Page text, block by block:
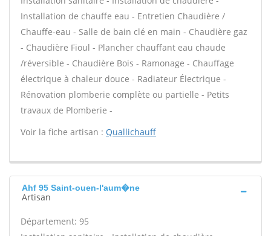
Installation de chauffe eau - Entretien Chaudière /
Chauffe-eau - Salle de bain clé en main - Chaudière gaz
- Chaudière Fioul - Plancher chauffant eau chaude
/réversible - Chaudière Bois - Ramonage - Chauffage
électrique à chaleur douce - Radiateur Électrique -
Rénovation plomberie complète ou partielle - Petits
travaux de Plomberie -
Voir la fiche artisan : Quallichauff
Ahf 95 Saint-ouen-l'aum�ne
Artisan
Département: 95